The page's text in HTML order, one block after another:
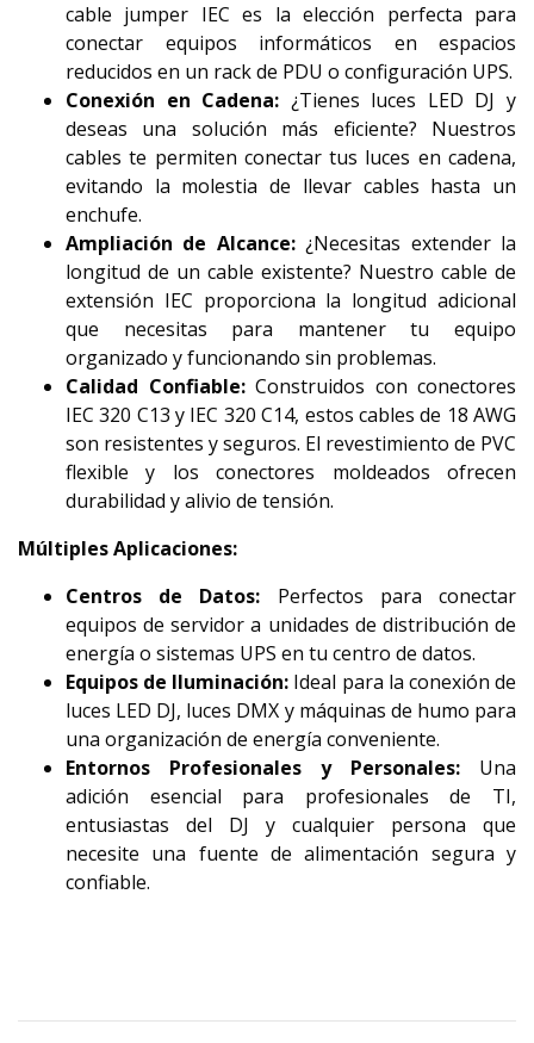
cable jumper IEC es la elección perfecta para
conectar equipos informáticos en espacios
reducidos en un rack de PDU o configuración UPS.
Conexión en Cadena: ¿Tienes luces LED DJ y
deseas una solución más eficiente? Nuestros
cables te permiten conectar tus luces en cadena,
evitando la molestia de llevar cables hasta un
enchufe.
Ampliación de Alcance:¿Necesitas extender la
longitud de un cable existente? Nuestro cable de
extensión IEC proporciona la longitud adicional
que necesitas para mantener tu equipo
organizado y funcionando sin problemas.
Calidad Confiable:Construidos con conectores
IEC 320 C13 y IEC 320 C14, estos cables de 18 AWG
son resistentes y seguros. El revestimiento de PVC
flexible y los conectores moldeados ofrecen
durabilidad y alivio de tensión.
Múltiples Aplicaciones:
Centros de Datos: Perfectos para conectar
equipos de servidor a unidades de distribución de
energía o sistemas UPS en tu centro de datos.
Equipos de Iluminación: Ideal para la conexión de
luces LED DJ, luces DMX y máquinas de humo para
una organización de energía conveniente.
Entornos Profesionales y Personales: Una
adición esencial para profesionales de TI,
entusiastas del DJ y cualquier persona que
necesite una fuente de alimentación segura y
confiable.